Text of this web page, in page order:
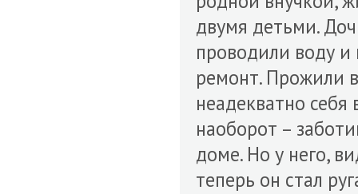
двумя детьми.
проводили воду и
ремонт. Прожили
неадекватно
наоборот –
доме. Но у него,
теперь он стал